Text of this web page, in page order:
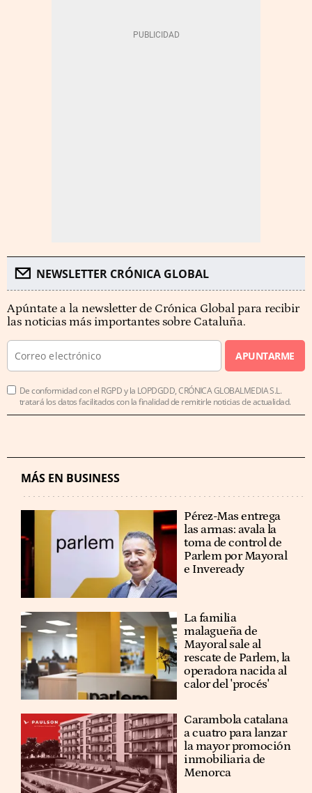
NEWSLETTER CRÓNICA GLOBAL
Apúntate a la newsletter de Crónica Global para recibir
las noticias más importantes sobre Cataluña.
APUNTARME
De conformidad con el RGPD y la LOPDGDD, CRÓNICA GLOBALMEDIA S.L.
tratará los datos facilitados con la finalidad de remitirle noticias de actualidad.
MÁS EN BUSINESS
Pérez-Mas entrega
las armas: avala la
toma de control de
Parlem por Mayoral
e Inveready
La familia
malagueña de
Mayoral sale al
rescate de Parlem, la
operadora nacida al
calor del 'procés'
Carambola catalana
a cuatro para lanzar
la mayor promoción
inmobiliaria de
Menorca